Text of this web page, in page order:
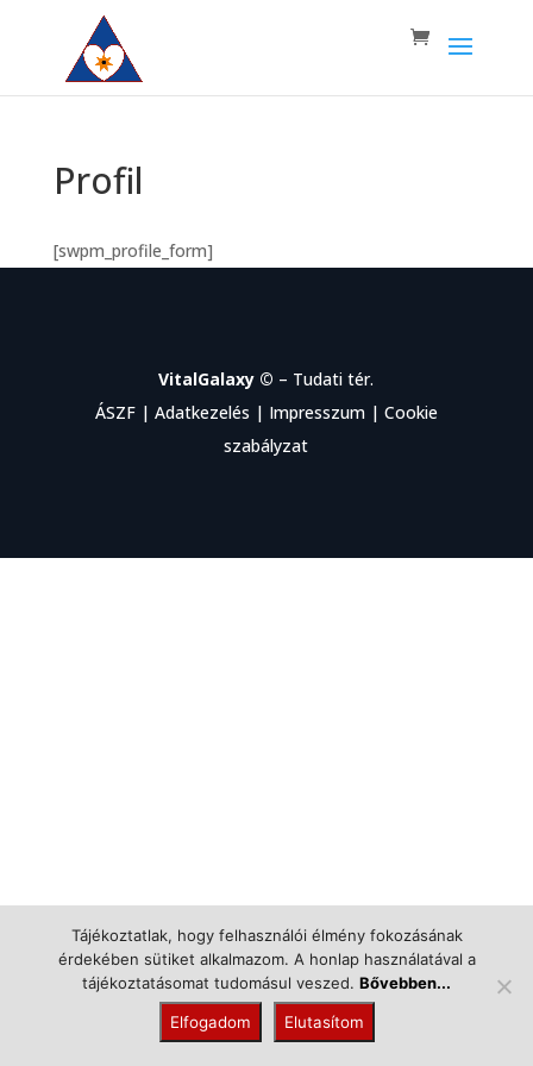
Profil
[swpm_profile_form]
VitalGalaxy © – Tudati tér.
ÁSZF| Adatkezelés | Impresszum| Cookie
szabályzat
Tájékoztatlak, hogy felhasználói élmény fokozásának
érdekében sütiket alkalmazom. A honlap használatával a
tájékoztatásomat tudomásul veszed. Bővebben...
Elfogadom Elutasítom